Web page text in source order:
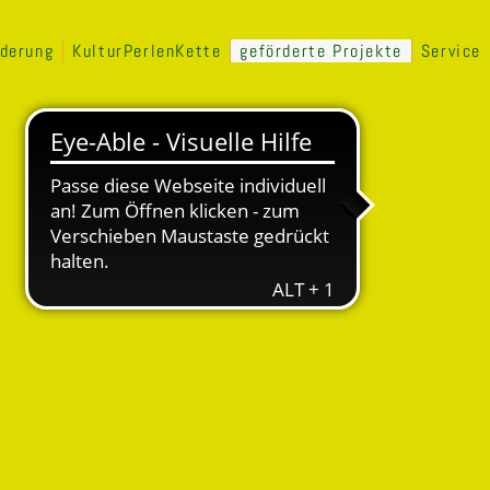
KulturPerlenKette geförderte Projekte Service